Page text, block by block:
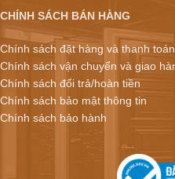
CHÍNH SÁCH BÁN HÀNG
Chính sách đặt hàng và thanh toán
Chính sách vận chuyển và giao
Chính sách đổi trả/hoàn tiền
Chính sách bảo mật thông tin
Chính sách bảo hành